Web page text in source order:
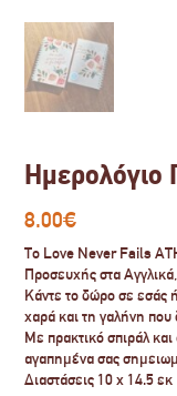
8.00€
Το Love Never Fails
Προσευχής στα
Κάντε το δώρο σε εσάς
χαρά και τη γαλήνη
Με πρακτικό σπιράλ
αγαπημένα σας
Διαστάσεις 10 x 14.5 εκ